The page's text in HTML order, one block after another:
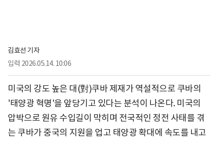
김효선 기자
입력 2026.05.14. 10:06
미국의 강도 높은 대(對)쿠바 제재가 역설적으로 쿠바의
'태양광 혁명'을 앞당기고 있다는 분석이 나온다. 미국의
압박으로 원유 수입길이 막히며 전국적인 정전 사태를 겪
는 쿠바가 중국의 지원을 업고 태양광 확대에 속도를 내고